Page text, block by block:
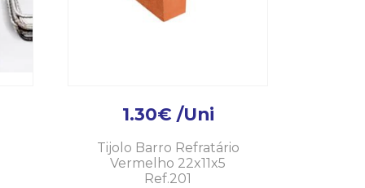
1.30€ /Uni
Tijolo Barro Refratário
Vermelho 22x11x5
Ref.201